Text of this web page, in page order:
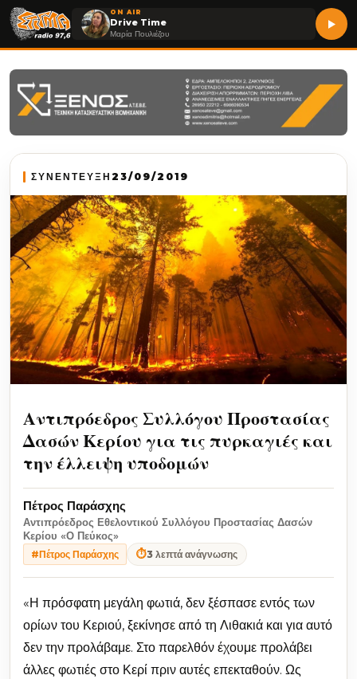
ON AIR
Drive Time
Μαρία Πουλιέζου
ΣΥΝΕΝΤΕΥΞΗ 23/09/2019
Αντιπρόεδρος Συλλόγου Προστασίας
Δασών Κερίου για τις πυρκαγιές και
την έλλειψη υποδομών
Πέτρος Παράσχης
Αντιπρόεδρος Εθελοντικού Συλλόγου Προστασίας Δασών
Κερίου «Ο Πεύκος»
#Πέτρος Παράσχης ⏱3 λεπτά ανάγνωσης
«Η πρόσφατη μεγάλη φωτιά, δεν ξέσπασε εντός των
ορίων του Κεριού, ξεκίνησε από τη Λιθακιά και για αυτό
δεν την προλάβαμε. Στο παρελθόν έχουμε προλάβει
άλλες φωτιές στο Κερί πριν αυτές επεκταθούν. Ως